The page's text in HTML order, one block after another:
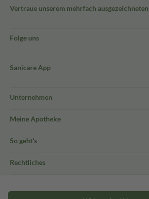
Vertraue unserem mehrfach
Folge uns
Sanicare App
Unternehmen
Meine Apotheke
So geht's
Rechtliches